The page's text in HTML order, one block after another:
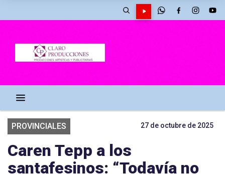
PROVINCIALES 27 de octubre de 2025
Caren Tepp a los
santafesinos: “Todavía no